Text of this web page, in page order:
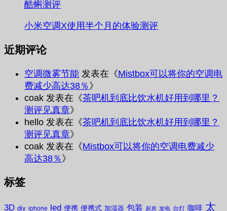
酷蝌测评
小米空调X使用半个月的体验测评
近期评论
空调微雾节能 发表在《Mistbox可以将你的空调电
费减少高达38％》
coak 发表在《茶吧机到底比饮水机好用到哪里？
测评见真章》
hello 发表在《茶吧机到底比饮水机好用到哪里？
测评见真章》
coak 发表在《Mistbox可以将你的空调电费减少
高达38％》
标签
3D diy iphone led 便携 便携式 加湿器 包装 厨房 发电 台灯 咖啡 太